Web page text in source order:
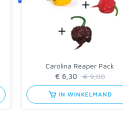
Carolina Reaper Pack
€ 6,30€ 9,00
IN WINKELMAND